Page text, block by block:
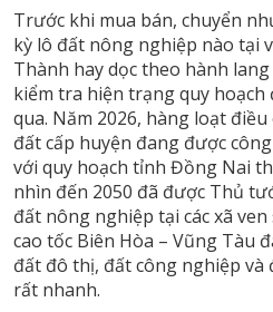
Trước khi mua bán, chuyển
kỳ lô đất nông nghiệp nào tại
Thành hay dọc theo hành
kiểm tra hiện trạng quy hoạch
qua. Năm 2026, hàng loạt
đất cấp huyện đang được
với quy hoạch tỉnh Đồng Nai
nhìn đến 2050 đã được Thủ
đất nông nghiệp tại các xã
cao tốc Biên Hòa – Vũng Tàu
đất đô thị, đất công nghiệp
rất nhanh.